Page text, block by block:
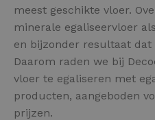
meest geschikte vloer.
minerale egaliseervloer
en bijzonder resultaat
Daarom raden we bij
vloer te egaliseren met
producten, aangeboden
prijzen.